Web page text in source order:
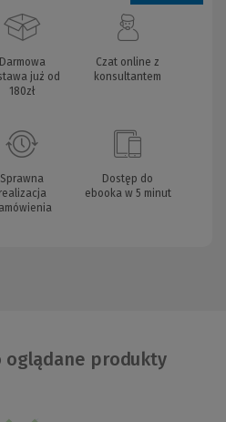
Darmowa
już od
180zł
Czat online z
konsultantem
Sprawna
realizacja
Dostęp do
ebooka w 5 minut
oglądane produkty